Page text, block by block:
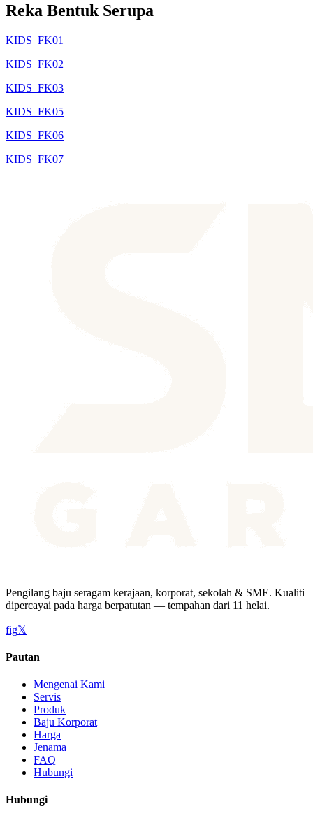
Reka Bentuk Serupa
KIDS_FK01
KIDS_FK02
KIDS_FK03
KIDS_FK05
KIDS_FK06
KIDS_FK07
Pengilang baju seragam kerajaan, korporat, sekolah & SME. Kualiti
dipercayai pada harga berpatutan — tempahan dari 11 helai.
fig𝕏
Pautan
Mengenai Kami
Servis
Produk
Baju Korporat
Harga
Jenama
FAQ
Hubungi
Hubungi